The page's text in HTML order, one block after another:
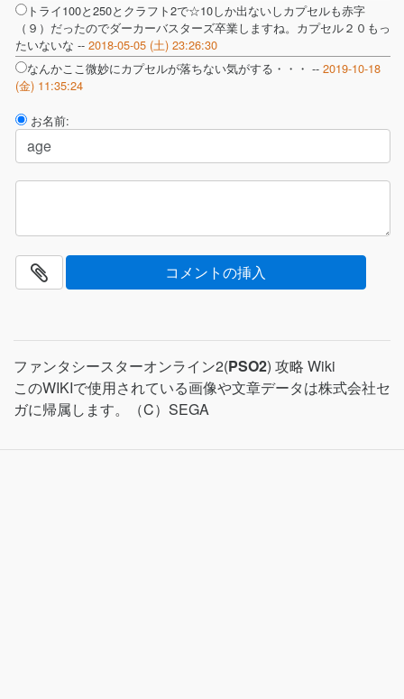
トライ100と250とクラフト2で☆10しか出ないしカプセルも赤字
（９）だったのでダーカーバスターズ卒業しますね。カプセル２０もっ
たいないな -- 2018-05-05 (土) 23:26:30
なんかここ微妙にカプセルが落ちない気がする・・・ -- 2019-10-18
(金) 11:35:24
お名前:
ファンタシースターオンライン2(PSO2) 攻略 Wiki
このWIKIで使用されている画像や文章データは株式会社セ
ガに帰属します。（C）SEGA